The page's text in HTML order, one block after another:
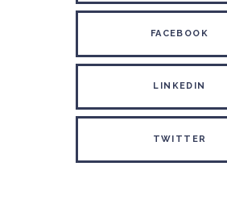
FACEBOOK
LINKEDIN
TWITTER